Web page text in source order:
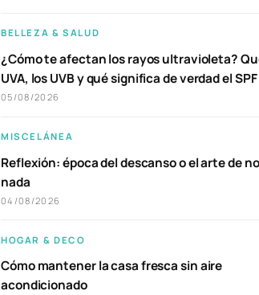
BELLEZA & SALUD
¿Cómo te afectan los rayos ultravioleta?
UVA, los UVB y qué significa de verdad el SPF
05/08/2026
MISCELÁNEA
Reflexión: época del descanso o el arte de
nada
04/08/2026
HOGAR & DECO
Cómo mantener la casa fresca sin aire
acondicionado